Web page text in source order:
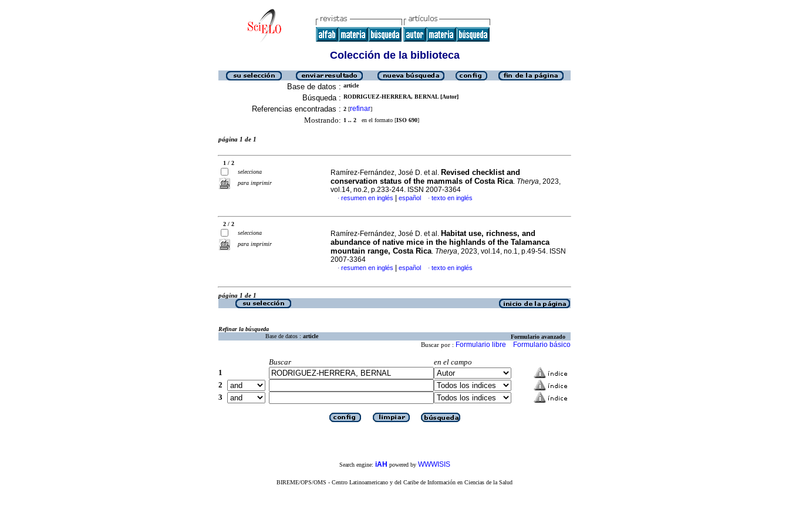
Colección de la biblioteca
Base de datos : article
Búsqueda : RODRIGUEZ-HERRERA, BERNAL [Autor]
Referencias encontradas : 2 [refinar]
Mostrando: 1 .. 2 en el formato [ISO 690]
página 1 de 1
1 / 2
selecciona
para imprimir
Ramírez-Fernández, José D. et al. Revised checklist and
conservation status of the mammals of Costa Rica. Therya, 2023,
vol.14, no.2, p.233-244. ISSN 2007-3364
· resumen en inglés español · texto en inglés
2 / 2
selecciona
para imprimir
Ramírez-Fernández, José D. et al. Habitat use, richness, and
abundance of native mice in the highlands of the Talamanca
mountain range, Costa Rica. Therya, 2023, vol.14, no.1, p.49-54. ISSN
2007-3364
· resumen en inglés español · texto en inglés
página 1 de 1
Refinar la búsqueda
Base de datos : article Formulario avanzado
Buscar por : Formulario libre Formulario básico
Buscar
en el campo
1
2
3
Search engine: iAH powered by WWWISIS
BIREME/OPS/OMS - Centro Latinoamericano y del Caribe de Información en Ciencias de la Salud